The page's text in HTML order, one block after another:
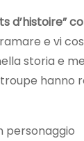
d’histoire”
e vi
storia e
personaggio